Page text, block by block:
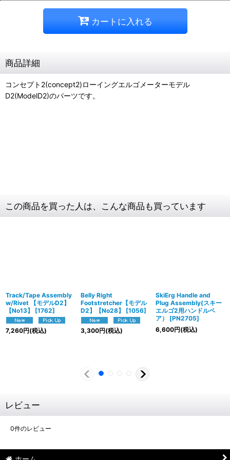
カートに入れる
商品詳細
コンセプト2(concept2)ローイングエルゴメーターモデル
D2(ModelD2)のパーツです。
この商品を買った人は、こんな商品も買っています
Track/Tape Assembly
w/Rivet 【モデルD2】
【No13】
[1762]
7,260円(税込)
Belly Right
Footstretcher【モデル
D2】【No28】
[1056]
3,300円(税込)
SkiErg Handle and
Plug Assembly(スキー
エルゴ2用ハンドルペ
ア）
[PN2705]
6,600円(税込)
レビュー
0件のレビュー